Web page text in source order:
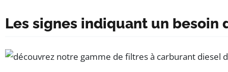
Les signes indiquant un